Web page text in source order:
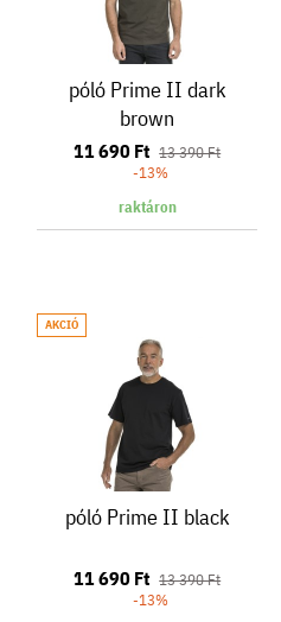
póló Prime II dark
brown
11 690 Ft 13 390 Ft
-13%
raktáron
AKCIÓ
póló Prime II black
11 690 Ft 13 390 Ft
-13%